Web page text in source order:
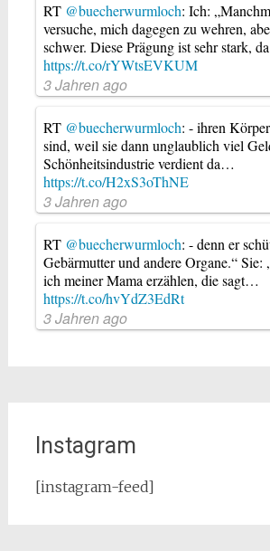
RT @buecherwurmloch: Ich:
versuche, mich dagegen zu wehren,
schwer. Diese Prägung ist sehr stark,
https://t.co/rYWtsEVKUM
3 Jahren ago
RT @buecherwurmloch: - ihren
sind, weil sie dann unglaublich viel
Schönheitsindustrie verdient da…
https://t.co/H2xS3oThNE
3 Jahren ago
RT @buecherwurmloch: - denn er
Gebärmutter und andere Organe.“ Sie:
ich meiner Mama erzählen, die sagt…
https://t.co/hvYdZ3EdRt
3 Jahren ago
Instagram
[instagram-feed]